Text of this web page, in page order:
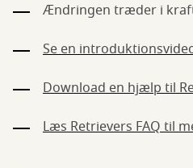
Ændringen træder i kraft
Se en
Download en hjælp til
Læs Retrievers FAQ til